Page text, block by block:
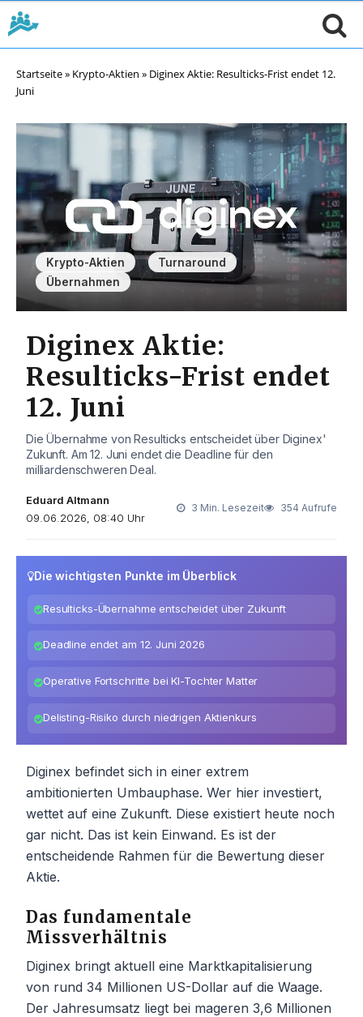
Startseite» Krypto-Aktien » Diginex Aktie: Resulticks-Frist endet 12.
Juni
Krypto-Aktien , Turnaround
Übernahmen
Diginex Aktie:
Resulticks-Frist endet
12. Juni
Die Übernahme von Resulticks entscheidet über Diginex'
Zukunft. Am 12. Juni endet die Deadline für den
milliardenschweren Deal.
Eduard Altmann
09.06.2026, 08:40 Uhr
3 Min. Lesezeit 354 Aufrufe
Die wichtigsten Punkte im Überblick
Resulticks-Übernahme entscheidet über Zukunft
Deadline endet am 12. Juni 2026
Operative Fortschritte bei KI-Tochter Matter
Delisting-Risiko durch niedrigen Aktienkurs
Diginex befindet sich in einer extrem
ambitionierten Umbauphase. Wer hier investiert,
wettet auf eine Zukunft. Diese existiert heute noch
gar nicht. Das ist kein Einwand. Es ist der
entscheidende Rahmen für die Bewertung dieser
Aktie.
Das fundamentale
Missverhältnis
Diginex bringt aktuell eine Marktkapitalisierung
von rund 34 Millionen US-Dollar auf die Waage.
Der Jahresumsatz liegt bei mageren 3,6 Millionen